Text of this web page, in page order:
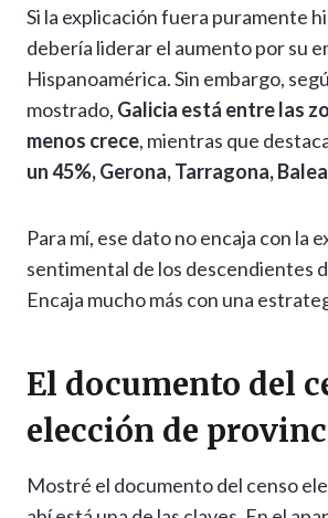
Si la explicación fuera puramente
debería liderar el aumento por su
Hispanoamérica. Sin embargo,
mostrado, Galicia está entre las
menos crece, mientras que
un 45%, Gerona, Tarragona,
Para mí, ese dato no encaja con la
sentimental de los descendientes
Encaja mucho más con una
El documento del
elección de
Mostré el documento del censo